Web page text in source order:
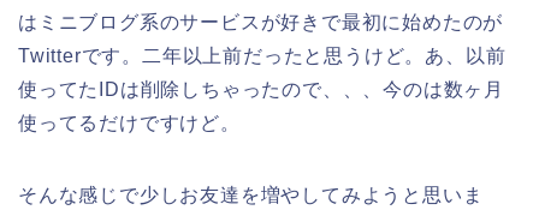
はミニブログ系のサービスが好きで最初に始めたのが
Twitterです。二年以上前だったと思うけど。あ、以前
使ってたIDは削除しちゃったので、、、今のは数ヶ月
使ってるだけですけど。
そんな感じで少しお友達を増やしてみようと思いま